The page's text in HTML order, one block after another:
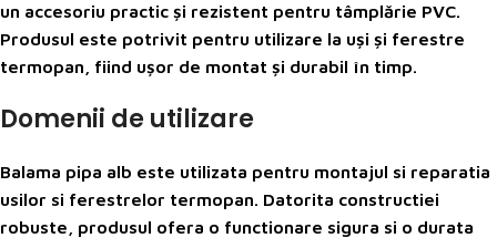
un accesoriu practic și rezistent pentru tâmplărie PVC.
Produsul este potrivit pentru utilizare la uși și ferestre
termopan, fiind ușor de montat și durabil în timp.
Domenii de utilizare
Balama pipa alb este utilizata pentru montajul si reparatia
usilor si ferestrelor termopan. Datorita constructiei
robuste, produsul ofera o functionare sigura si o durata